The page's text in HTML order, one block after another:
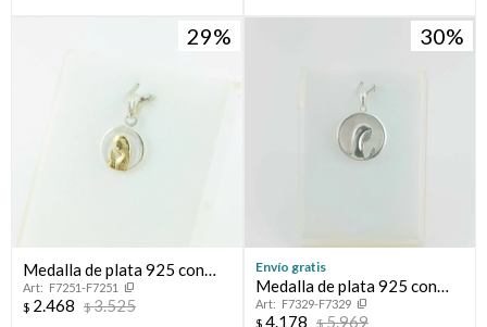
29
Medalla de plata 925 con
double de oro 18k y cristal.
Virgen niña.
F7251-F7251
$ 2.468 $3.525
30
Envío gratis
Medalla de plata 925 con
nácar. Virgen niña.
F7329-F7329
$ 4.178 $5.969